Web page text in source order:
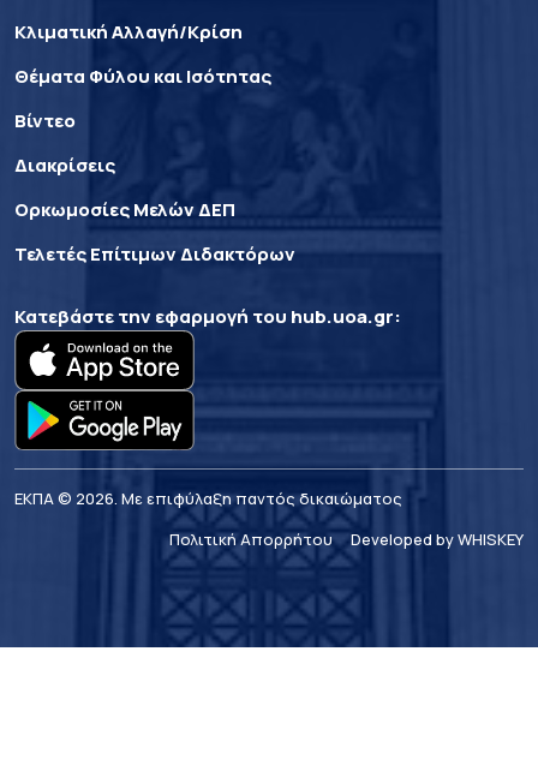
Κλιματική Αλλαγή/Κρίση
Θέματα Φύλου και Ισότητας
Βίντεο
Διακρίσεις
Ορκωμοσίες Μελών ΔΕΠ
Τελετές Επίτιμων Διδακτόρων
Κατεβάστε την εφαρμογή του hub.uoa.gr:
ΕΚΠΑ © 2026. Με επιφύλαξη παντός δικαιώματος
Πολιτική Απορρήτου
Developed by WHISKEY